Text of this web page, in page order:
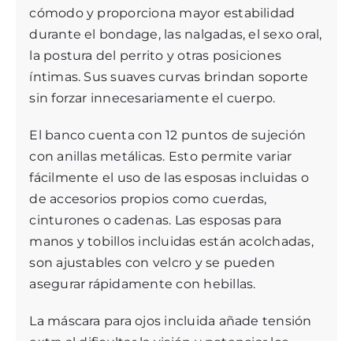
cómodo y proporciona mayor estabilidad
durante el bondage, las nalgadas, el sexo oral,
la postura del perrito y otras posiciones
íntimas. Sus suaves curvas brindan soporte
sin forzar innecesariamente el cuerpo.
El banco cuenta con 12 puntos de sujeción
con anillas metálicas. Esto permite variar
fácilmente el uso de las esposas incluidas o
de accesorios propios como cuerdas,
cinturones o cadenas. Las esposas para
manos y tobillos incluidas están acolchadas,
son ajustables con velcro y se pueden
asegurar rápidamente con hebillas.
La máscara para ojos incluida añade tensión